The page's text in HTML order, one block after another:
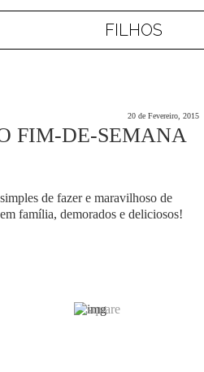
FILHOS
20 de Fevereiro, 2015
FIM-DE-SEMANA
de fazer e maravilhoso de
família, demorados e deliciosos!